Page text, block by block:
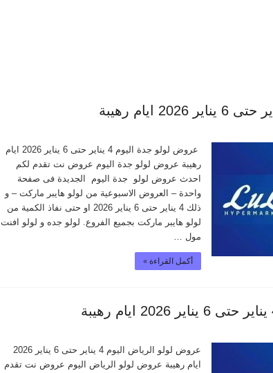
عروض لولو جدة اليوم 4 يناير حتى 6 يناير 2026 ايام
رهيبة عروض لولو جدة اليوم عروض نت تقدم لكم
احدث عروض لولو جدة اليوم الجديدة فى صفحة
واحدة – العروض الاسبوعية من لولو هايبر ماركت – و
ذلك 4 يناير حتى 6 يناير 2026 او حتى نفاذ الكمية من
لولو هايبر ماركت بجميع الفروع. لولو جده و لولو افنت
مول …
أكمل القراءة »
عروض لولو الرياض اليوم 4 يناير حتى 6 يناير 2026
ايام رهيبة عروض لولو الرياض اليوم عروض نت تقدم